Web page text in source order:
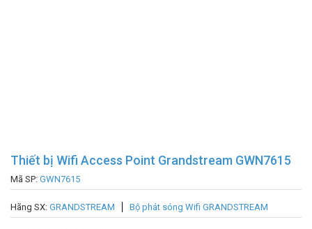
Thiết bị Wifi Access Point Grandstream GWN7615
Mã SP: GWN7615
Hãng SX: GRANDSTREAM Bộ phát sóng Wifi GRANDSTREAM